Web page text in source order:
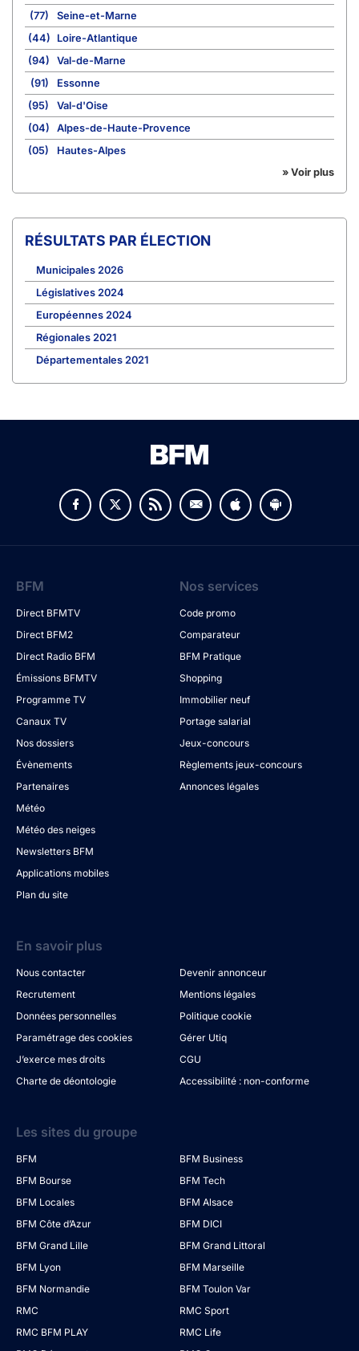
(77)
Seine-et-Marne
(44)
Loire-Atlantique
(94)
Val-de-Marne
(91)
Essonne
(95)
Val-d'Oise
(04)
Alpes-de-Haute-Provence
(05)
Hautes-Alpes
» Voir plus
RÉSULTATS PAR ÉLECTION
Municipales 2026
Législatives 2024
Européennes 2024
Régionales 2021
Départementales 2021
BFM
Direct BFMTV
Direct BFM2
Direct Radio BFM
Émissions BFMTV
Programme TV
Canaux TV
Nos dossiers
Évènements
Partenaires
Météo
Météo des neiges
Newsletters BFM
Applications mobiles
Plan du site
Nos services
Code promo
Comparateur
BFM Pratique
Shopping
Immobilier neuf
Portage salarial
Jeux-concours
Règlements jeux-concours
Annonces légales
En savoir plus
Nous contacter
Devenir annonceur
Recrutement
Mentions légales
Données personnelles
Politique cookie
Paramétrage des cookies
Gérer Utiq
J’exerce mes droits
CGU
Charte de déontologie
Accessibilité : non-conforme
Les sites du groupe
BFM
BFM Business
BFM Bourse
BFM Tech
BFM Locales
BFM Alsace
BFM Côte d’Azur
BFM DICI
BFM Grand Lille
BFM Grand Littoral
BFM Lyon
BFM Marseille
BFM Normandie
BFM Toulon Var
RMC
RMC Sport
RMC BFM PLAY
RMC Life